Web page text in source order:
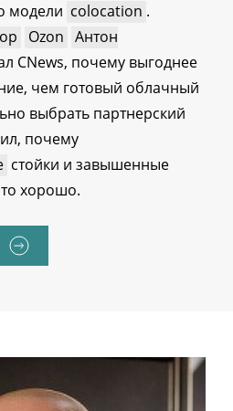
модели colocation .
Ozon Антон
CNews, почему выгоднее
чем готовый облачный
выбрать партнерский
почему
стойки и завышенные
хорошо.